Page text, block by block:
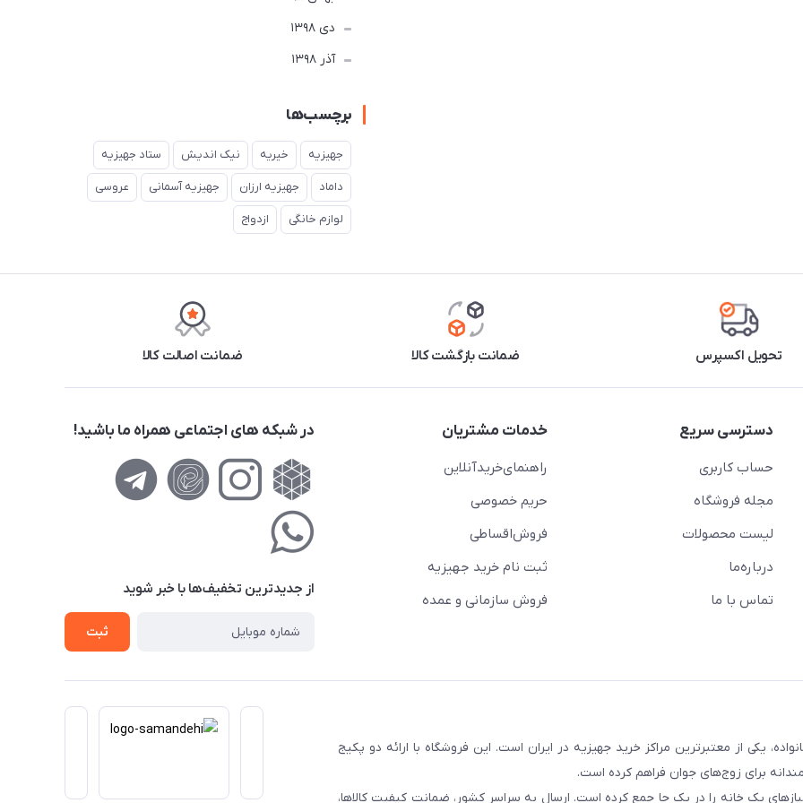
دی 1398
آذر 1398
برچسب‌ها
جهیزیه خیریه نیک اندیش ستاد جهیزیه
داماد جهیزیه ارزان جهیزیه آسمانی عروسی
لوازم خانگی ازدواج
تحویل اکسپرس ضمانت بازگشت کالا ضمانت اصالت کالا
دسترسی سریع
حساب کاربری
مجله فروشگاه
لیست محصولات
درباره‌ما
تماس با ما
خدمات مشتریان
راهنمای‌خرید‌آنلاین
حریم خصوصی
فروش‌اقساطی
ثبت نام خرید جهیزیه
فروش سازمانی و عمده
در شبکه های اجتماعی همراه ما باشید!
از جدید‌ترین تخفیف‌ها با‌ خبر شوید
ثبت
و اعتماد بیش از ۵۰ هزار خانواده، یکی از معتبرترین مراکز خرید جهیزیه در ایران است. این فروشگاه با ارائه دو پکیج
برای زوج‌های جوان فراهم کرده است.
یک خانه را در یک جا جمع کرده است. ارسال به سراسر کشور، ضمانت کیفیت کالاها،